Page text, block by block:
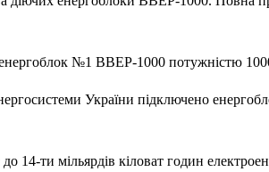
енергоблок №1 ВВЕР-1000 потужністю
України підключено
ти мільярдів кіловат годин